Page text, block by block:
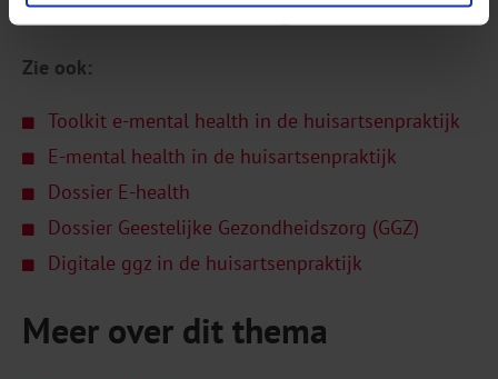
waarvan de effectiviteit is aangetoond.
Zie ook:
Toolkit e-mental health in de huisartsenpraktijk
E-mental health in de huisartsenpraktijk
Dossier E-health
Dossier Geestelijke Gezondheidszorg (GGZ)
Digitale ggz in de huisartsenpraktijk
Meer over dit thema